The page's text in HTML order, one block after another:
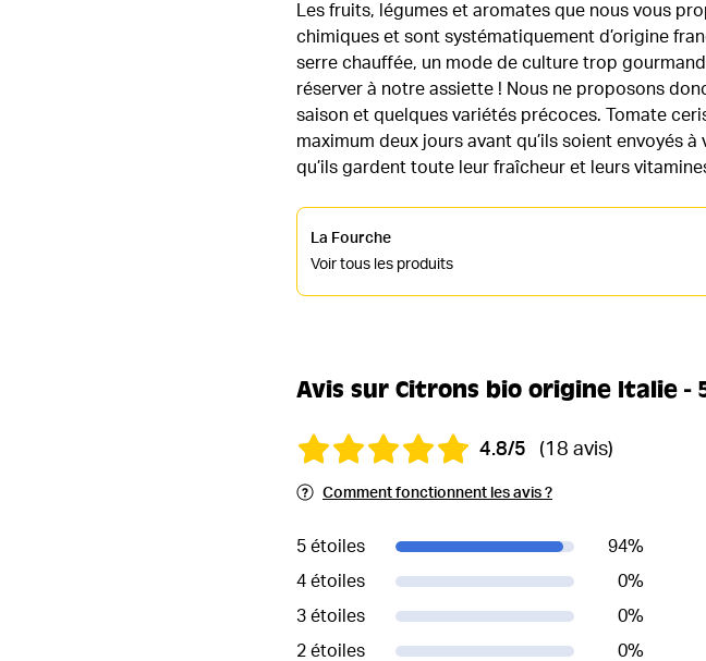
Les fruits, légumes et aromates que nous vous
chimiques et sont systématiquement d’origine
serre chauffée, un mode de culture trop
réserver à notre assiette ! Nous ne proposons
saison et quelques variétés précoces. Tomate
maximum deux jours avant qu’ils soient envoyés
qu’ils gardent toute leur fraîcheur et leurs
La Fourche
Voir tous les produits
Avis sur Citrons bio origine Italie -
4.8/5 (18 avis)
Comment fonctionnent les avis ?
5 étoiles 94%
4 étoiles
0%
3 étoiles
0%
2 étoiles
0%